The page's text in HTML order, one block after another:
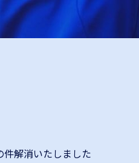
件解消いたしました